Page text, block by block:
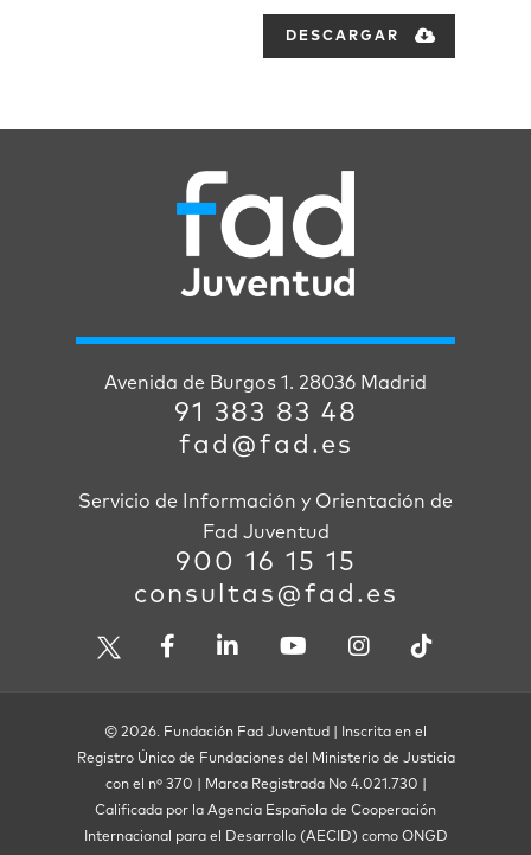
DESCARGAR
Avenida de Burgos 1. 28036 Madrid
91 383 83 48
fad@fad.es
Servicio de Información y Orientación de
Fad Juventud
900 16 15 15
consultas@fad.es
© 2026. Fundación Fad Juventud | Inscrita en el
Registro Único de Fundaciones del Ministerio de Justicia
con el nº 370 | Marca Registrada No 4.021.730 |
Calificada por la Agencia Española de Cooperación
Internacional para el Desarrollo (AECID) como ONGD